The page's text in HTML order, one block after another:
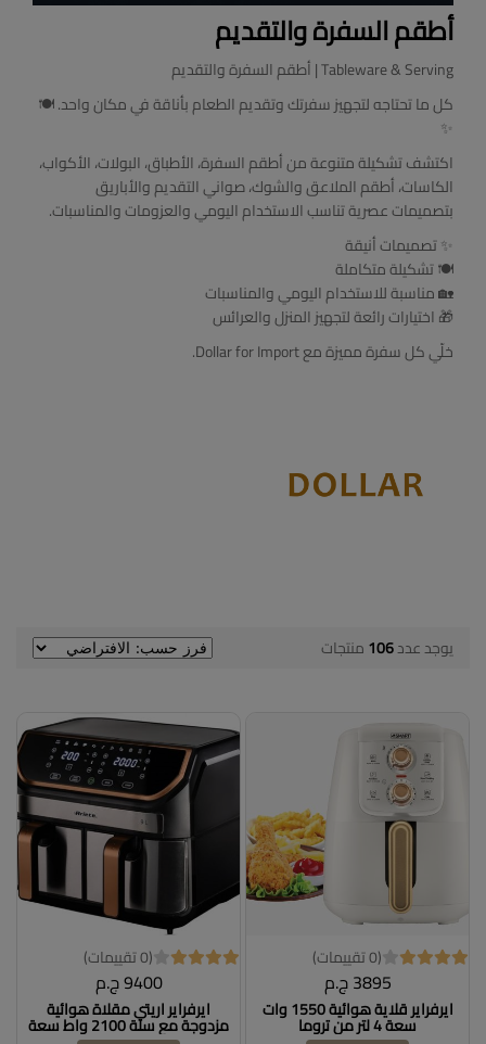
أطقم السفرة والتقديم
Tableware & Serving | أطقم السفرة والتقديم
كل ما تحتاجه لتجهيز سفرتك وتقديم الطعام بأناقة في مكان واحد. 🍽️
✨
اكتشف تشكيلة متنوعة من أطقم السفرة، الأطباق، البولات، الأكواب،
الكاسات، أطقم الملاعق والشوك، صواني التقديم والأباريق
بتصميمات عصرية تناسب الاستخدام اليومي والعزومات والمناسبات.
✨ تصميمات أنيقة
🍽️ تشكيلة متكاملة
🏡 مناسبة للاستخدام اليومي والمناسبات
🎁 اختيارات رائعة لتجهيز المنزل والعرائس
خلّي كل سفرة مميزة مع Dollar for Import.
يوجد عدد106منتجات
(0 تقييمات)
3895 ج.م
ايرفراير قلاية هوائية 1550 وات
سعة 4 لتر من تروما
(0 تقييمات)
9400 ج.م
ايرفراير اريتي مقلاة هوائية
مزدوجة مع سلة 2100 واط سعة